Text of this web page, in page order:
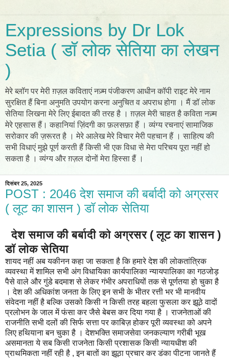
Expressions by Dr Lok
Setia ( डॉ लोक सेतिया का लेखन
)
मेरे ब्लॉग पर मेरी ग़ज़ल कविताएं नज़्म पंजीकरण आधीन कॉपी राइट मेरे नाम
सुरक्षित हैं बिना अनुमति उपयोग करना अनुचित व अपराध होगा । मैं डॉ लोक
सेतिया लिखना मेरे लिए ईबादत की तरह है । ग़ज़ल मेरी चाहत है कविता नज़्म
मेरे एहसास हैं। कहानियां ज़िंदगी का फ़लसफ़ा हैं । व्यंग्य रचनाएं सामाजिक
सरोकार की ज़रूरत है । मेरे आलेख मेरे विचार मेरी पहचान हैं । साहित्य की
सभी विधाएं मुझे पूर्ण करती हैं किसी भी एक विधा से मेरा परिचय पूरा नहीं हो
सकता है । व्यंग्य और ग़ज़ल दोनों मेरा हिस्सा हैं ।
दिसंबर 25, 2025
POST : 2046 देश समाज की बर्बादी को अग्रसर
( लूट का शासन ) डॉ लोक सेतिया
देश समाज की बर्बादी को अग्रसर ( लूट का शासन )
डॉ लोक सेतिया
शायद नहीं अब यकीनन कहा जा सकता है कि हमारे देश की लोकतांत्रिक
व्यवस्था में शामिल सभी अंग विधायिका कार्यपालिका न्यायपालिका का गठजोड़
पैसे वाले और गुंडे बदमाश से लेकर गंभीर अपराधियों तक से पूर्णतया हो चुका है
। देश की अधिकांश जनता के लिए इन सभी के भीतर रत्ती भर भी मानवीय
संवेदना नहीं है बल्कि उसको किसी न किसी तरह बहला फुसला कर झूठे वादों
प्रलोभन के जाल में फंसा कर जैसे बेबस कर दिया गया है । राजनेताओं की
राजनीति सभी दलों की सिर्फ सत्ता पर काबिज़ होकर पूरी व्यवस्था को अपने
लिए हथियाना बन चुका है । देशभक्ति समाजसेवा जनकल्याण गरीबी भूख
असमानता ये सब किसी राजनेता किसी प्रशासक किसी न्यायधीश की
प्राथमिकता नहीं रही है , इन बातों का झूठा प्रचार कर डंका पीटना जानते हैं